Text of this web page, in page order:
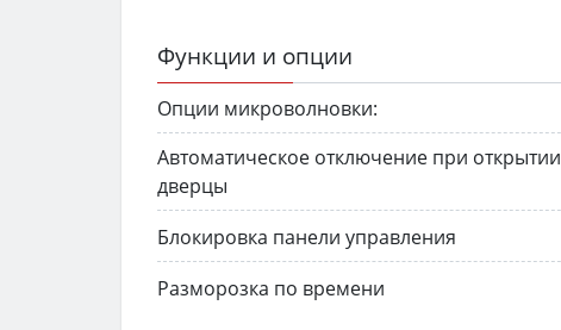
Функции и опции
Опции микроволновки:
Автоматическое отключение при открытии
дверцы
Блокировка панели управления
Разморозка по времени